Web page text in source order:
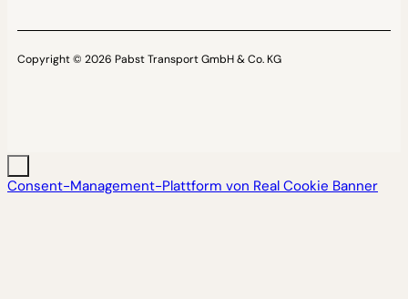
Copyright © 2026 Pabst Transport GmbH & Co. KG
Consent-Management-Plattform von Real Cookie Banner